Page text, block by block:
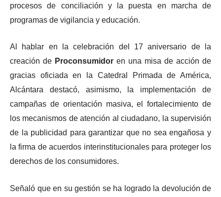
procesos de conciliación y la puesta en marcha de
programas de vigilancia y educación.
Al hablar en la celebración del 17 aniversario de la
creación de Proconsumidor en una misa de acción de
gracias oficiada en la Catedral Primada de América,
Alcántara destacó, asimismo, la implementación de
campañas de orientación masiva, el fortalecimiento de
los mecanismos de atención al ciudadano, la supervisión
de la publicidad para garantizar que no sea engañosa y
la firma de acuerdos interinstitucionales para proteger los
derechos de los consumidores.
Señaló que en su gestión se ha logrado la devolución de